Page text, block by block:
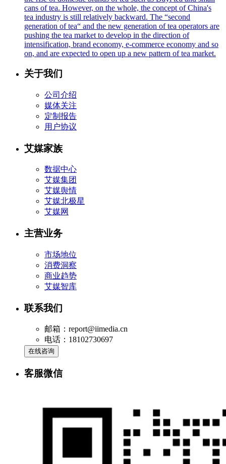
cans of tea. However, on the whole, the concept of China's
tea industry is still relatively backward. The “second
generation of tea“ and the new generation of tea operators are
pushing the tea market to develop in the direction of
intensification, brand economy, e-commerce economy and so
on, and are expected to open up a new pattern of tea market.
关于我们
公司介绍
媒体关注
定制报告
用户协议
艾媒家族
数据中心
艾媒集团
艾媒舆情
艾媒北极星
艾媒网
主营业务
市场地位
消费洞察
商业趋势
艾媒智库
联系我们
邮箱：report@iimedia.cn
电话：18102730697
在线咨询
客服微信